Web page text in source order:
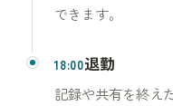
できます。
18:00退勤
記録や共有を終え